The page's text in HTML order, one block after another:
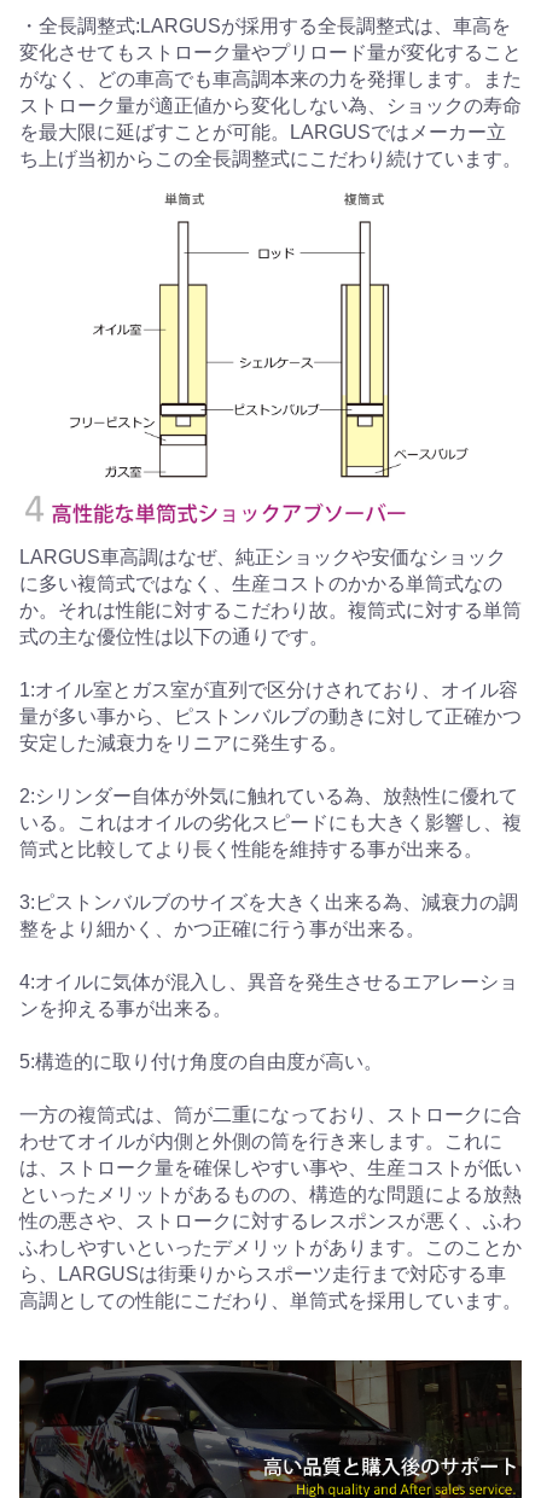
・全長調整式:LARGUSが採用する全長調整式は、車高を
変化させてもストローク量やプリロード量が変化すること
がなく、どの車高でも車高調本来の力を発揮します。また
ストローク量が適正値から変化しない為、ショックの寿命
を最大限に延ばすことが可能。LARGUSではメーカー立
ち上げ当初からこの全長調整式にこだわり続けています。
LARGUS車高調はなぜ、純正ショックや安価なショック
に多い複筒式ではなく、生産コストのかかる単筒式なの
か。それは性能に対するこだわり故。複筒式に対する単筒
式の主な優位性は以下の通りです。
1:オイル室とガス室が直列で区分けされており、オイル容
量が多い事から、ピストンバルブの動きに対して正確かつ
安定した減衰力をリニアに発生する。
2:シリンダー自体が外気に触れている為、放熱性に優れて
いる。これはオイルの劣化スピードにも大きく影響し、複
筒式と比較してより長く性能を維持する事が出来る。
3:ピストンバルブのサイズを大きく出来る為、減衰力の調
整をより細かく、かつ正確に行う事が出来る。
4:オイルに気体が混入し、異音を発生させるエアレーショ
ンを抑える事が出来る。
5:構造的に取り付け角度の自由度が高い。
一方の複筒式は、筒が二重になっており、ストロークに合
わせてオイルが内側と外側の筒を行き来します。これに
は、ストローク量を確保しやすい事や、生産コストが低い
といったメリットがあるものの、構造的な問題による放熱
性の悪さや、ストロークに対するレスポンスが悪く、ふわ
ふわしやすいといったデメリットがあります。このことか
ら、LARGUSは街乗りからスポーツ走行まで対応する車
高調としての性能にこだわり、単筒式を採用しています。